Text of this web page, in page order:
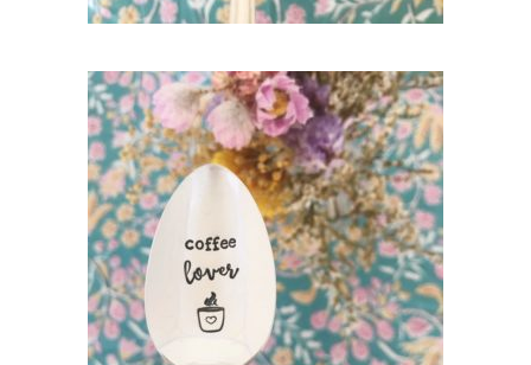
PETITE CUILLÈRE VINTAGE : COFFEE
LOVER
35,00€
AJOUTER AU PANIER